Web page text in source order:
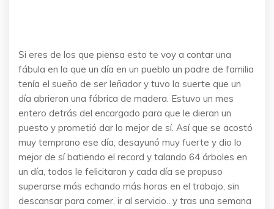
Si eres de los que piensa esto te voy a contar una
fábula en la que un día en un pueblo un padre de familia
tenía el sueño de ser leñador y tuvo la suerte que un
día abrieron una fábrica de madera. Estuvo un mes
entero detrás del encargado para que le dieran un
puesto y prometió dar lo mejor de sí. Así que se acostó
muy temprano ese día, desayunó muy fuerte y dio lo
mejor de sí batiendo el record y talando 64 árboles en
un día, todos le felicitaron y cada día se propuso
superarse más echando más horas en el trabajo, sin
descansar para comer, ir al servicio…y tras una semana